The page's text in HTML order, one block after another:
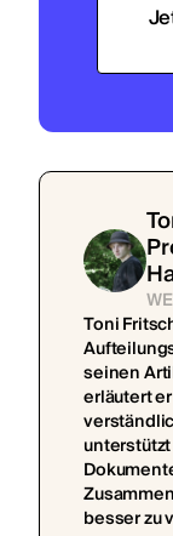
Toni
seinen
erläutert
besser zu